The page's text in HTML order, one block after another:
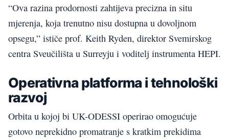
“Ova razina prodornosti zahtijeva precizna in situ
mjerenja, koja trenutno nisu dostupna u dovoljnom
opsegu,” ističe prof. Keith Ryden, direktor Svemirskog
centra Sveučilišta u Surreyju i voditelj instrumenta HEPI.
Operativna platforma i tehnološki
razvoj
Orbita u kojoj bi UK-ODESSI operirao omogućuje
gotovo neprekidno promatranje s kratkim prekidima